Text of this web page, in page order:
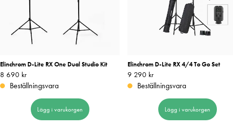
Elinchrom D-Lite RX One Dual Studio Kit
Pris:8 690 kr
8 690 kr
Beställningsvara
Lägg i varukorgen
Elinchrom D-Lite RX 4/4 To Go Set
Pris:9 290 kr
9 290 kr
Beställningsvara
Lägg i varukorgen